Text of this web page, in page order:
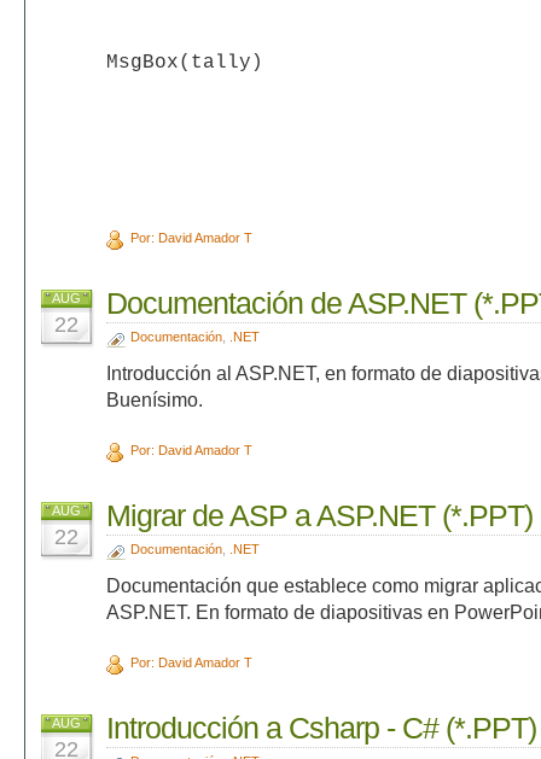
MsgBox(tally)
Por: David Amador T
AUG
22
Documentación de ASP.NET
Documentación, .NET
Introducción al ASP.NET, en formato de
Buenísimo.
Por: David Amador T
AUG
22
Migrar de ASP a ASP.NET (*.PPT)
Documentación, .NET
Documentación que establece como migrar
ASP.NET. En formato de diapositivas en
Por: David Amador T
AUG
22
Introducción a Csharp - C# (*.PPT)